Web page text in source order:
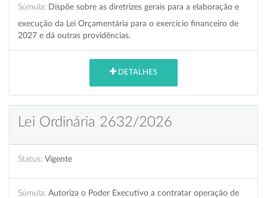
Súmula: Dispõe sobre as diretrizes gerais para a elaboração e
execução da Lei Orçamentária para o exercício financeiro de
2027 e dá outras providências.
DETALHES
Lei Ordinária 2632/2026
Status: Vigente
Súmula: Autoriza o Poder Executivo a contratar operação de